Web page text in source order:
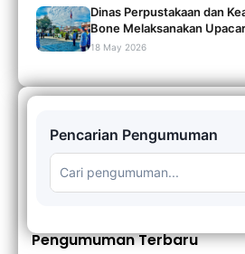
Dinas Perpustakaan dan
Bone Melaksanakan
Perpusnas RI ke-46 dan
18 May 2026
Pencarian Pengumuman
Pengumuman Terbaru